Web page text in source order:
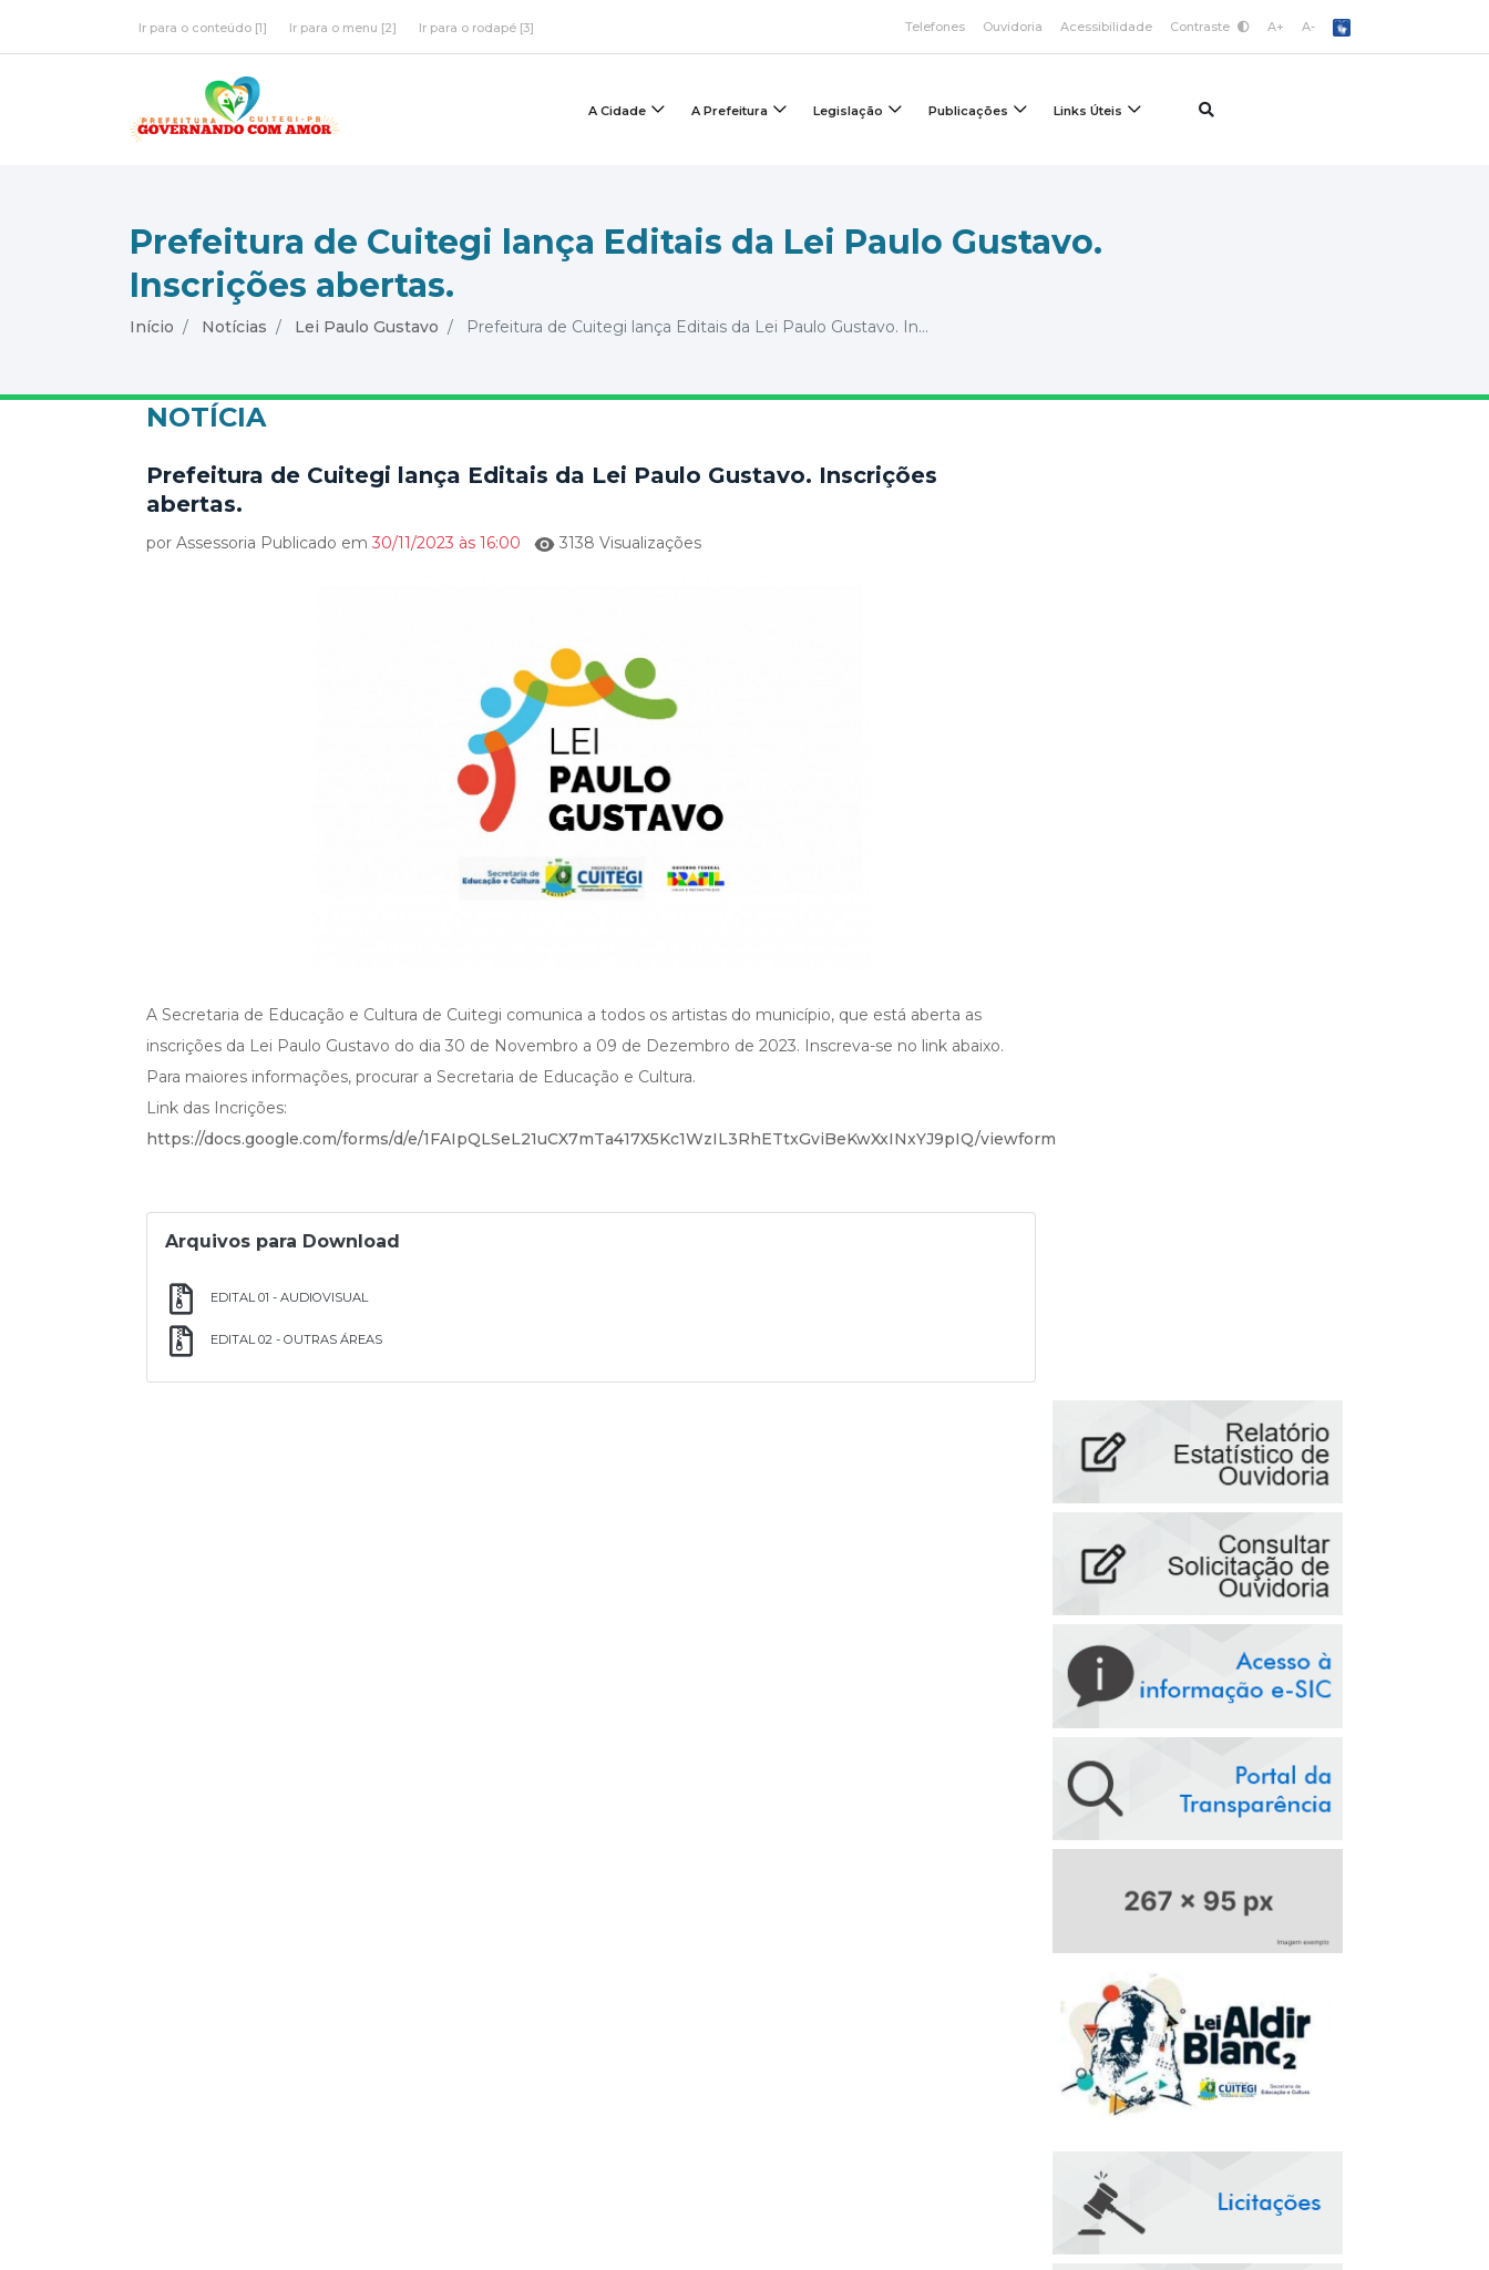
Ir para o conteúdo [1] Ir para o menu [2] Ir para o rodapé [3] Telefones Ouvidoria Acessibilidade Contraste A+ A-
A Cidade A Prefeitura Legislação Publicações Links Úteis
Prefeitura de Cuitegi lança Editais da Lei Paulo Gustavo.
Inscrições abertas.
Início Notícias Lei Paulo Gustavo Prefeitura de Cuitegi lança Editais da Lei Paulo Gustavo. In...
NOTÍCIA
Prefeitura de Cuitegi lança Editais da Lei Paulo Gustavo. Inscrições
abertas.
por Assessoria Publicado em 30/11/2023 às 16:00 3138 Visualizações
A Secretaria de Educação e Cultura de Cuitegi comunica a todos os artistas do município, que está aberta as
inscrições da Lei Paulo Gustavo do dia 30 de Novembro a 09 de Dezembro de 2023. Inscreva-se no link abaixo.
Para maiores informações, procurar a Secretaria de Educação e Cultura.
Link das Incrições:
https://docs.google.com/forms/d/e/1FAIpQLSeL21uCX7mTa417X5Kc1WzIL3RhETtxGviBeKwXxINxYJ9pIQ/viewform
Arquivos para Download
EDITAL 01 - AUDIOVISUAL
EDITAL 02 - OUTRAS ÁREAS